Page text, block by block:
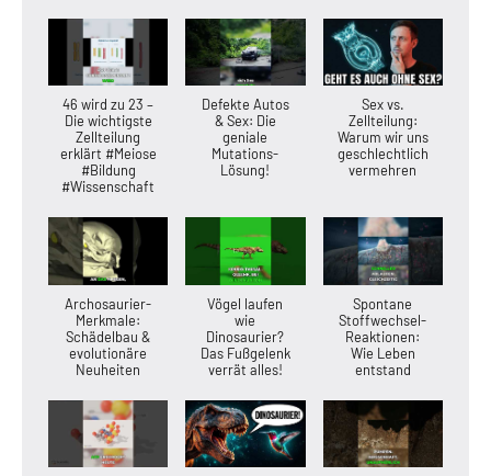
46 wird zu 23 –
Die wichtigste
Zellteilung
erklärt #Meiose
#Bildung
#Wissenschaft
Defekte Autos
& Sex: Die
geniale
Mutations-
Lösung!
Sex vs.
Zellteilung:
Warum wir uns
geschlechtlich
vermehren
Archosaurier-
Merkmale:
Schädelbau &
evolutionäre
Neuheiten
Vögel laufen
wie
Dinosaurier?
Das Fußgelenk
verrät alles!
Spontane
Stoffwechsel-
Reaktionen:
Wie Leben
entstand